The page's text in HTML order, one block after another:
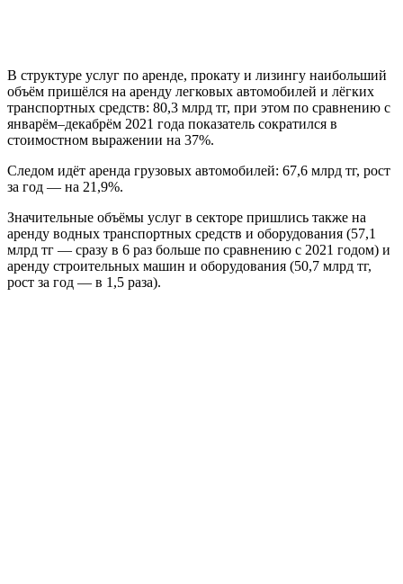
В структуре услуг по аренде, прокату и лизингу наибольший
объём пришёлся на аренду легковых автомобилей и лёгких
транспортных средств: 80,3 млрд тг, при этом по сравнению с
январём–декабрём 2021 года показатель сократился в
стоимостном выражении на 37%.
Следом идёт аренда грузовых автомобилей: 67,6 млрд тг, рост
за год — на 21,9%.
Значительные объёмы услуг в секторе пришлись также на
аренду водных транспортных средств и оборудования (57,1
млрд тг — сразу в 6 раз больше по сравнению с 2021 годом) и
аренду строительных машин и оборудования (50,7 млрд тг,
рост за год — в 1,5 раза).